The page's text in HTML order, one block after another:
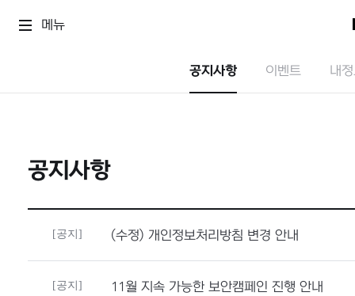
메뉴
공지사항 이벤트 내
공지사항
[공지] (수정) 개인정보처리방침 변경 안내
[공지] 11월 지속 가능한 보안캠페인 진행 안내